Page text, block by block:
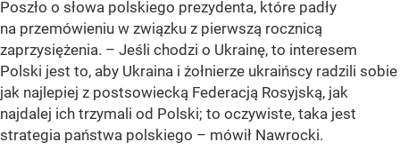
Poszło o słowa polskiego prezydenta, które padły
na przemówieniu w związku z pierwszą rocznicą
zaprzysiężenia. – Jeśli chodzi o Ukrainę, to interesem
Polski jest to, aby Ukraina i żołnierze ukraińscy radzili sobie
jak najlepiej z postsowiecką Federacją Rosyjską, jak
najdalej ich trzymali od Polski; to oczywiste, taka jest
strategia państwa polskiego – mówił Nawrocki.